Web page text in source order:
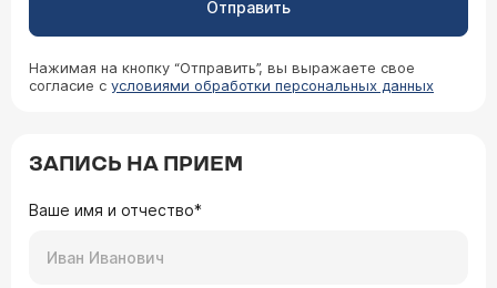
Отправить
Нажимая на кнопку “Отправить”, вы выражаете свое
согласие с условиями обработки персональных данных
ЗАПИСЬ НА ПРИЕМ
Ваше имя и отчество*